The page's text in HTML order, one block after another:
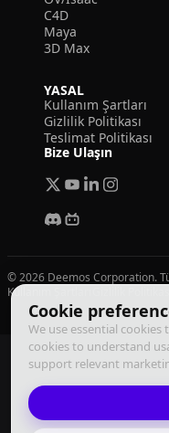
Cookie
We use essential
cookies to understand
support relevant
C4D
Maya
3D Max
YASAL
Kullanım Şartları
Gizlilik Politikası
Teslimat Politikası
Bize Ulaşın
© 2026 Deemos Corporation.
Kullanım Şartları